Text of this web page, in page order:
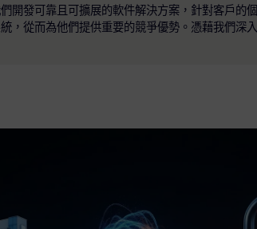
開發可靠且可擴展的軟件解決方案，針對客戶的個
，從而為他們提供重要的競爭優勢。憑藉我們深入